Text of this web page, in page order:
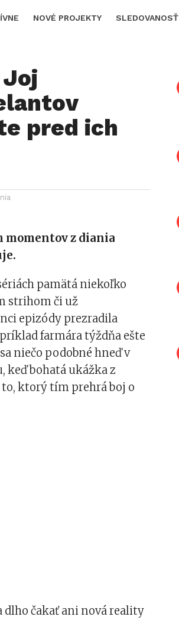
NOVÉ PROJEKTY SLEDOVANOSŤ
pred ich
momentov z diania
pamätá niekoľko
strihom či už
epizódy prezradila
farmára týždňa ešte
niečo podobné hneď v
keď bohatá ukážka z
ktorý tím prehrá boj o
dlho čakať ani nová reality